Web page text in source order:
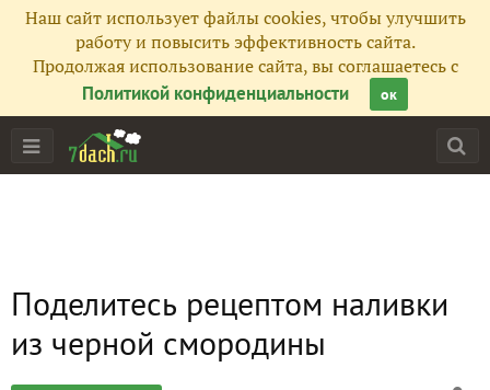
Наш сайт использует файлы cookies, чтобы улучшить
работу и повысить эффективность сайта.
Продолжая использование сайта, вы соглашаетесь с
Политикой конфиденциальности
ок
Поделитесь рецептом наливки
из черной смородины